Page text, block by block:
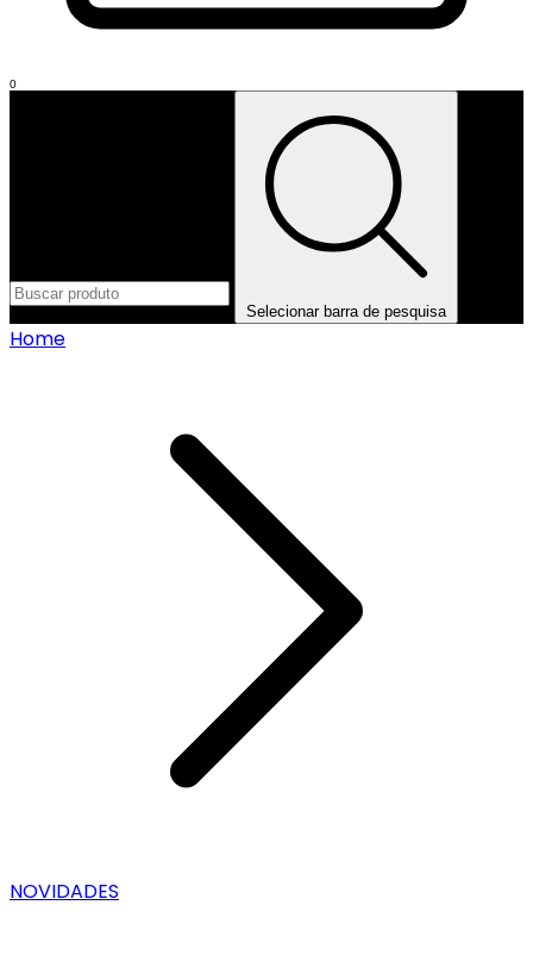
0
Selecionar barra de pesquisa
Home
NOVIDADES